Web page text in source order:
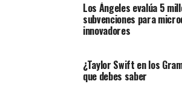
Los Ángeles evalúa 5
subvenciones para
innovadores
¿Taylor Swift en los
que debes saber